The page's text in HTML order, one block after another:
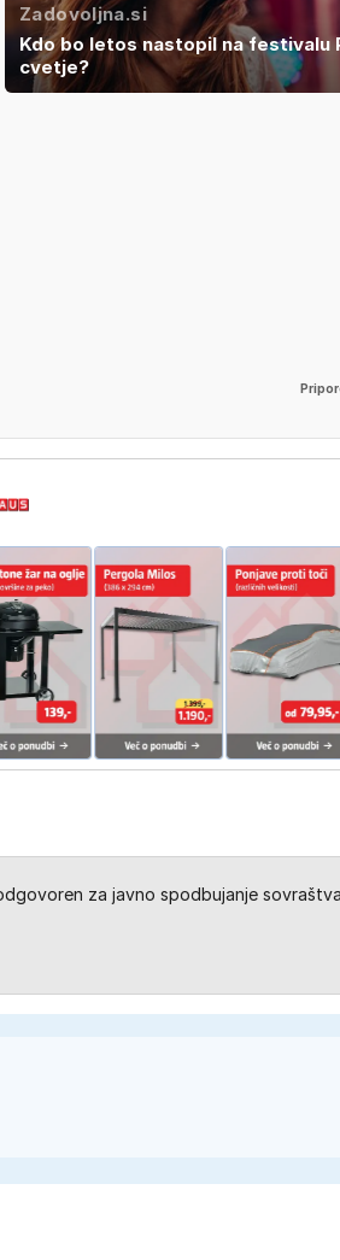
Zadovoljna.si
Kdo bo letos nastopil na festivalu
cvetje?
za javno spodbujanje